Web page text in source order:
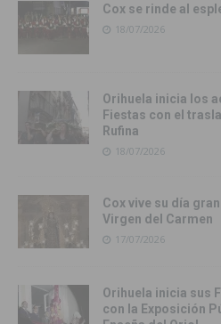
Cox se rinde al
18/07/2026
Orihuela inicia los
Fiestas con el
Rufina
18/07/2026
Cox vive su día
Virgen del Carmen
17/07/2026
Orihuela inicia sus
con la Exposición